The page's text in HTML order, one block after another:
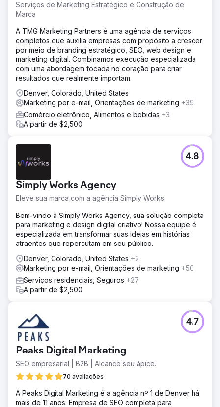
Serviços de Marketing Estratégico e Construção de
Marca
A TMG Marketing Partners é uma agência de serviços
completos que auxilia empresas com propósito a crescer
por meio de branding estratégico, SEO, web design e
marketing digital. Combinamos execução especializada
com uma abordagem focada no coração para criar
resultados que realmente importam.
Denver, Colorado, United States
Marketing por e-mail, Orientações de marketing +39
Comércio eletrônico, Alimentos e bebidas +3
A partir de $2,500
Simply Works Agency
Eleve sua marca com a agência Simply Works
4.8
Bem-vindo à Simply Works Agency, sua solução completa
para marketing e design digital criativo! Nossa equipe é
especializada em transformar suas ideias em histórias
atraentes que repercutam em seu público.
Denver, Colorado, United States +2
Marketing por e-mail, Orientações de marketing +50
Serviços residenciais, Seguros +27
A partir de $2,500
Peaks Digital Marketing
SEO empresarial | B2B | Alcance seu ápice.
70 avaliações
4.7
A Peaks Digital Marketing é a agência nº 1 de Denver há
mais de 11 anos. Empresa de SEO completa para